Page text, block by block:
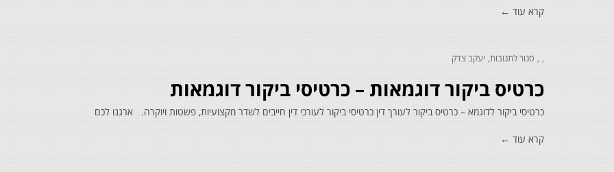
קרא עוד ←
סגור לתגובות
על
ביקור
דוגמאות
–
כרטיסי
יעקב צדק
כרטיס ביקור דוגמאות – כרטיסי ביקור דוגמאות
כרטיסי ביקור לדוגמא – כרטיס ביקור לעורך דין כרטיסי ביקור לעורכי דין חייבים לשדר מקצועיות, פשטות ויוקרה. ארגנו לכם
קרא עוד ←